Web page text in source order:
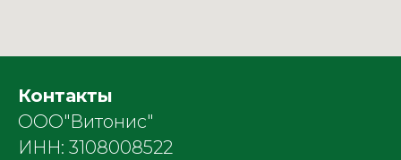
Контакты
ООО"Витонис"
ИНН: 3108008522